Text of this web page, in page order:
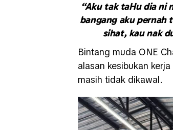
“Aku tak taHu dia ni
bangang aku pernah
sihat, kau nak
Bintang muda ONE
alasan kesibukan
masih tidak dikawal.